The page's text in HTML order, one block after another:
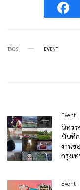
TAGS EVENT
Event
นิทรร
บันทึก
งานข
กรุงเ
Event